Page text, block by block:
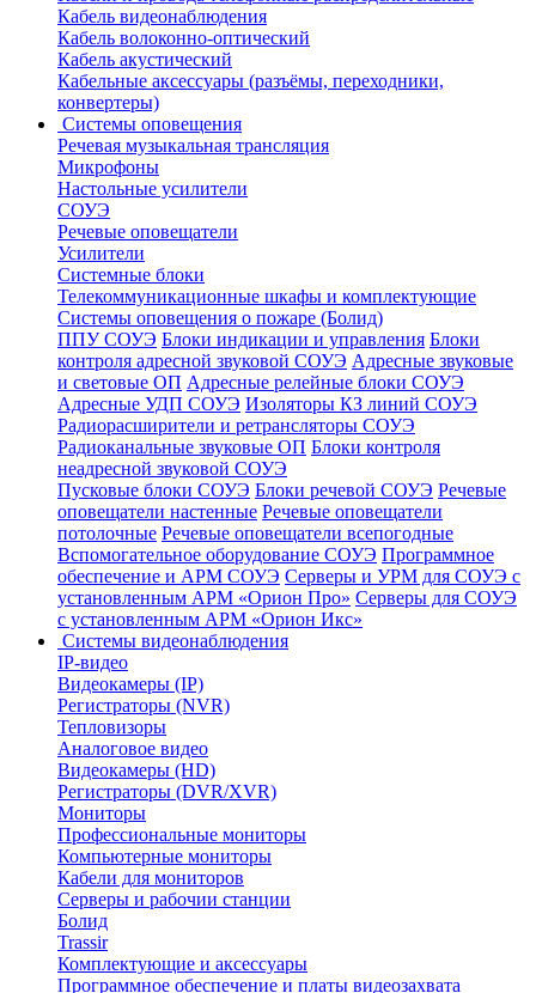
Кабель видеонаблюдения
Кабель волоконно-оптический
Кабель акустический
Кабельные аксессуары (разъёмы, переходники,
конвертеры)
Системы оповещения
Речевая музыкальная трансляция
Микрофоны
Настольные усилители
СОУЭ
Речевые оповещатели
Усилители
Системные блоки
Телекоммуникационные шкафы и комплектующие
Системы оповещения о пожаре (Болид)
ППУ СОУЭ Блоки индикации и управления Блоки
контроля адресной звуковой СОУЭ Адресные звуковые
и световые ОП Адресные релейные блоки СОУЭ
Адресные УДП СОУЭ Изоляторы КЗ линий СОУЭ
Радиорасширители и ретрансляторы СОУЭ
Радиоканальные звуковые ОП Блоки контроля
неадресной звуковой СОУЭ
Пусковые блоки СОУЭ Блоки речевой СОУЭ Речевые
оповещатели настенные Речевые оповещатели
потолочные Речевые оповещатели всепогодные
Вспомогательное оборудование СОУЭ Программное
обеспечение и АРМ СОУЭ Серверы и УРМ для СОУЭ с
установленным АРМ «Орион Про» Серверы для СОУЭ
с установленным АРМ «Орион Икс»
Системы видеонаблюдения
IP-видео
Видеокамеры (IP)
Регистраторы (NVR)
Тепловизоры
Аналоговое видео
Видеокамеры (HD)
Регистраторы (DVR/XVR)
Мониторы
Профессиональные мониторы
Компьютерные мониторы
Кабели для мониторов
Серверы и рабочии станции
Болид
Trassir
Комплектующие и аксессуары
Программное обеспечение и платы видеозахвата